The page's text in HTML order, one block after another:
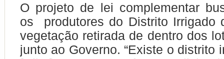
O projeto de lei complementar
os produtores do Distrito Irrigado
vegetação retirada de dentro dos
junto ao Governo. “Existe o distrito